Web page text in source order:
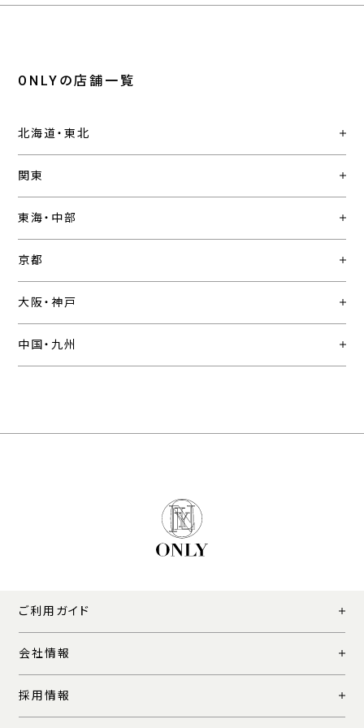
ONLYの店舗一覧
北海道・東北
関東
東海・中部
京都
大阪・神戸
中国・九州
ご利用ガイド
会社情報
採用情報